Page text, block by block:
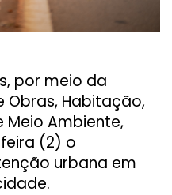
por meio da
Obras, Habitação,
Meio Ambiente,
(2) o
urbana em